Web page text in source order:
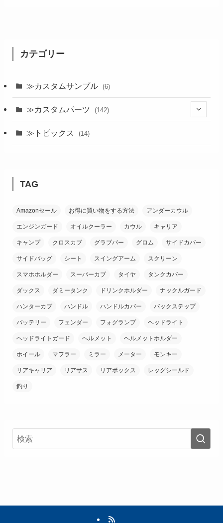
カテゴリー
≫カスタムサンプル (6)
≫カスタムパーツ (142)
(26)
≫トピックス (14)
TAG
Amazonセール お得に買い物をする方法 アンダーカウル
エンジンガード オイルクーラー カウル キャリア
キャンプ クロスカブ グラブバー グロム サイドカバー
サイドバッグ シート スイングアーム スクリーン
スマホホルダー スーパーカブ タイヤ タンクカバー
ダックス ダミータンク ドリンクホルダー ナックルガード
ハンターカブ ハンドル ハンドルカバー バックステップ
バッテリー フェンダー フォグランプ ヘッドライト
ヘッドライトガード ヘルメット ヘルメットホルダー
ホイール マフラー ミラー メーター モンキー
リアキャリア リアサス リアボックス レッグシールド
釣り